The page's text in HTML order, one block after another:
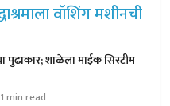
पुढाकार; शाळेला माईक सिस्टीम
1 min read